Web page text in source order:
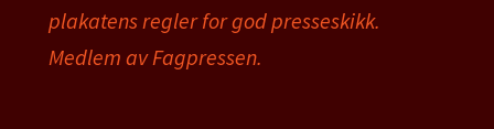
plakatens regler for god presseskikk.
Medlem av Fagpressen.